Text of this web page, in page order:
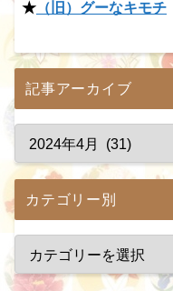
★ （旧）グーなキモチ
記事アーカイブ
カテゴリー別